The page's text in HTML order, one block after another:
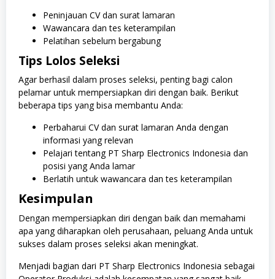
Peninjauan CV dan surat lamaran
Wawancara dan tes keterampilan
Pelatihan sebelum bergabung
Tips Lolos Seleksi
Agar berhasil dalam proses seleksi, penting bagi calon
pelamar untuk mempersiapkan diri dengan baik. Berikut
beberapa tips yang bisa membantu Anda:
Perbaharui CV dan surat lamaran Anda dengan
informasi yang relevan
Pelajari tentang PT Sharp Electronics Indonesia dan
posisi yang Anda lamar
Berlatih untuk wawancara dan tes keterampilan
Kesimpulan
Dengan mempersiapkan diri dengan baik dan memahami
apa yang diharapkan oleh perusahaan, peluang Anda untuk
sukses dalam proses seleksi akan meningkat.
Menjadi bagian dari PT Sharp Electronics Indonesia sebagai